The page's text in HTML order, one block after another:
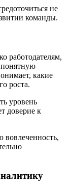
не
команды.
работодателям,
понятную
какие
роста.
уровень
доверие к
вовлеченность,